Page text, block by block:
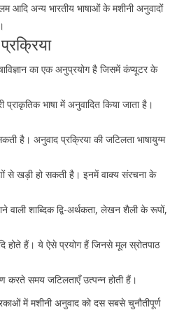
आदि अन्य भारतीय भाषाओं के मशीनी अनुवादों
का एक अनुप्रयोग है जिसमें कंप्यूटर के
भाषा में अनुवादित किया जाता है।
है। अनुवाद प्रक्रिया की जटिलता भाषायुग्म
से खड़ी हो सकती है। इनमें वाक्य संरचना के
वाली शाब्दिक द्वि-अर्थकता, लेखन शैली के रूपों,
होते हैं। ये ऐसे प्रयोग हैं जिनसे मूल स्रोतपाठ
करते समय जटिलताएँ उत्पन्न होती हैं।
में मशीनी अनुवाद को दस सबसे चुनौतीपूर्ण